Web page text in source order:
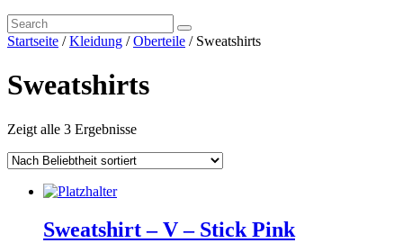
Startseite /Kleidung /Oberteile / Sweatshirts
Sweatshirts
Zeigt alle 3 Ergebnisse
Sweatshirt – V – Stick Pink